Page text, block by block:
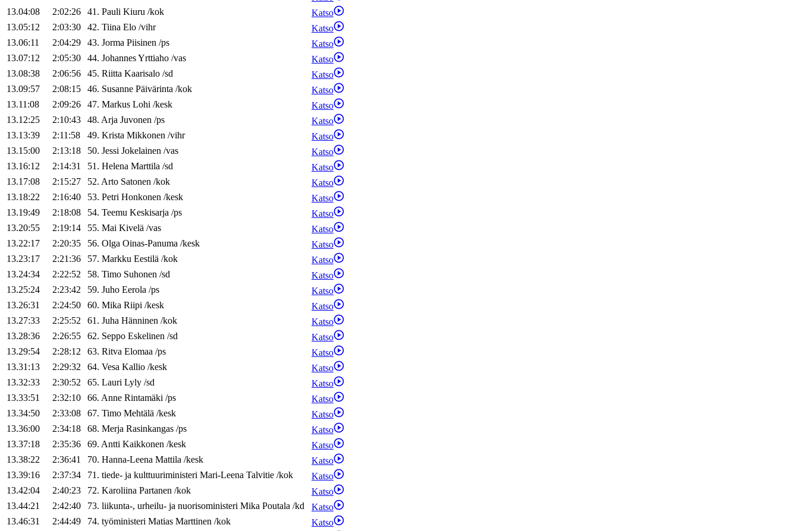
13.04:08
2:02:26 41. Pauli Kiuru /kok
Katso
13.05:12
2:03:30 42. Tiina Elo /vihr
Katso
13.06:11
2:04:29 43. Jorma Piisinen /ps
Katso
13.07:12
2:05:30 44. JohannesYrttiaho /vas
Katso
13.08:38
2:06:56 45. Riitta Kaarisalo /sd
Katso
13.09:57
2:08:15 46. Susanne Päivärinta /kok
Katso
13.11:08
2:09:26 47. Markus Lohi /kesk
Katso
13.12:25
2:10:43 48. Arja Juvonen /ps
Katso
13.13:39
2:11:58 49. Krista Mikkonen /vihr
Katso
13.15:00
2:13:18 50. Jessi Jokelainen /vas
Katso
13.16:12
2:14:31 51. Helena Marttila /sd
Katso
13.17:08
2:15:27 52. Arto Satonen /kok
Katso
13.18:22
2:16:40 53. Petri Honkonen /kesk
Katso
13.19:49
2:18:08 54. Teemu Keskisarja /ps
Katso
13.20:55
2:19:14 55. Mai Kivelä /vas
Katso
13.22:17
2:20:35 56. Olga Oinas-Panuma /kesk
Katso
13.23:17
2:21:36 57. Markku Eestilä /kok
Katso
13.24:34
2:22:52 58. Timo Suhonen /sd
Katso
13.25:24
2:23:42 59. Juho Eerola /ps
Katso
13.26:31
2:24:50 60. Mika Riipi /kesk
Katso
13.27:33
2:25:52 61. Juha Hänninen /kok
Katso
13.28:36
2:26:55 62. Seppo Eskelinen /sd
Katso
13.29:54
2:28:12 63. Ritva Elomaa /ps
Katso
13.31:13
2:29:32 64. Vesa Kallio /kesk
Katso
13.32:33
2:30:52 65. Lauri Lyly /sd
Katso
13.33:51
2:32:10 66. Anne Rintamäki /ps
Katso
13.34:50
2:33:08 67. Timo Mehtälä /kesk
Katso
13.36:00
2:34:18 68. Merja Rasinkangas /ps
Katso
13.37:18
2:35:36 69. Antti Kaikkonen /kesk
Katso
13.38:22
2:36:41 70. Hanna-Leena Mattila /kesk
Katso
13.39:16
2:37:34 71. tiede- ja kulttuuriministeri Mari-Leena Talvitie /kok
Katso
13.42:04
2:40:23 72. Karoliina Partanen /kok
Katso
13.44:21
2:42:40 73. liikunta-, urheilu- ja nuorisoministeri Mika Poutala /kd
Katso
13.46:31
2:44:49 74. työministeri Matias Marttinen /kok
Katso